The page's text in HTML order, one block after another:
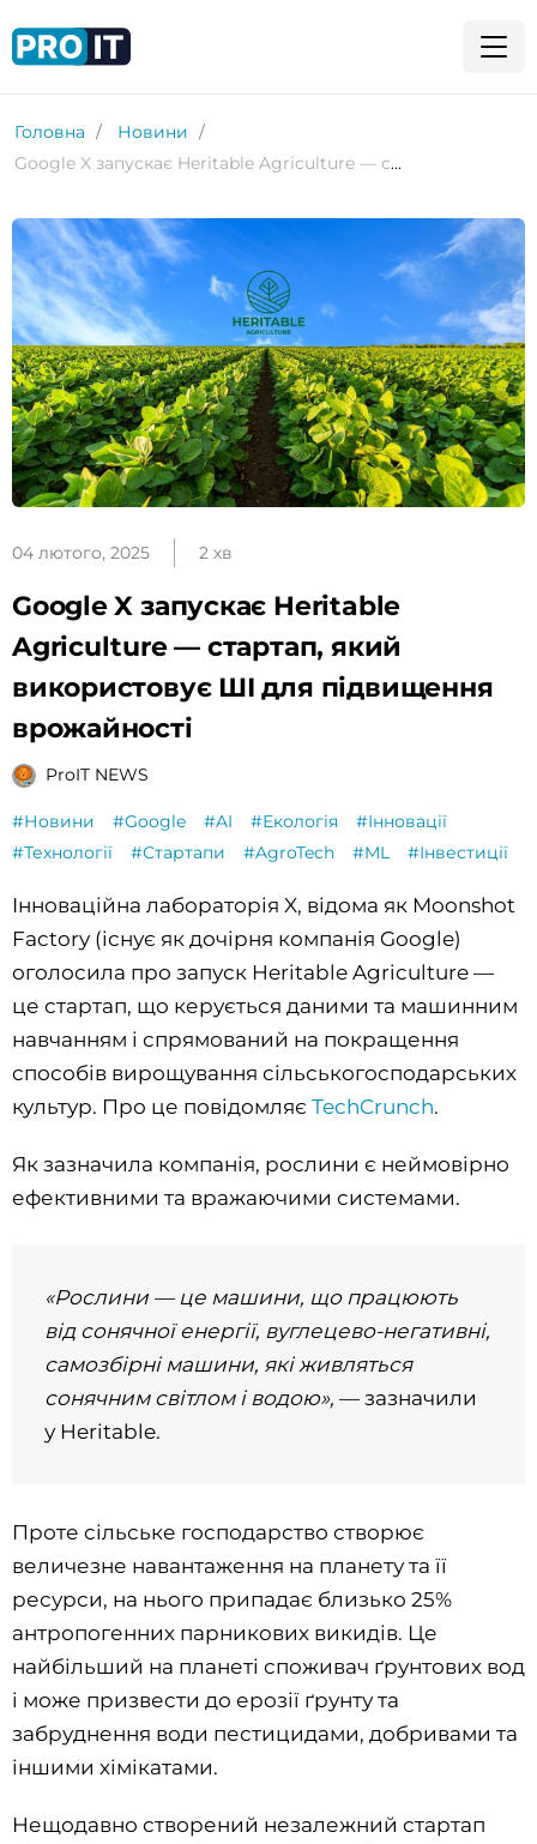
Головна
Новини
Google X запускає Heritable Agriculture — стартап, який використовує ШІ для підвищення врожайності
04 лютого, 2025 2 хв
Google X запускає Heritable
Agriculture — стартап, який
використовує ШІ для підвищення
врожайності
ProIT NEWS
#Новини #Google #AI #Екологія
#Інновації
#Технології
#Стартапи #AgroTech #ML #Інвестиції
Інноваційна лабораторія X, відома як Moonshot
Factory (існує як дочірня компанія Google)
оголосила про запуск Heritable Agriculture —
це стартап, що керується даними та машинним
навчанням і спрямований на покращення
способів вирощування сільськогосподарських
культур. Про це повідомляє TechCrunch.
Як зазначила компанія, рослини є неймовірно
ефективними та вражаючими системами.
«Рослини — це машини, що працюють
від сонячної енергії, вуглецево-негативні,
самозбірні машини, які живляться
сонячним світлом і водою»,— зазначили
у Heritable.
Проте сільське господарство створює
величезне навантаження на планету та її
ресурси, на нього припадає близько 25%
антропогенних парникових викидів. Це
найбільший на планеті споживач ґрунтових вод
і може призвести до ерозії ґрунту та
забруднення води пестицидами, добривами та
іншими хімікатами.
Нещодавно створений незалежний стартап